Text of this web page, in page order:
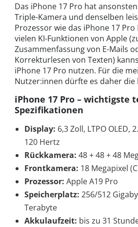
Das iPhone 17 Pro hat
Triple-Kamera und denselben
Prozessor wie das iPhone 17 Pro
vielen KI-Funktionen von Apple
Zusammenfassung von E-Mails
Korrekturlesen von Texten)
iPhone 17 Pro nutzen. Für die
Nutzer:innen dürfte es daher die
iPhone 17 Pro – wichtigste
Spezifikationen
Display: 6,3 Zoll, LTPO OLED,
120 Hertz
Rückkamera: 48 + 48 + 48
Frontkamera: 18 Megapixel
Prozessor: Apple A19 Pro
Speicherplatz: 256/512
Terabyte
Akkulaufzeit: bis zu 31